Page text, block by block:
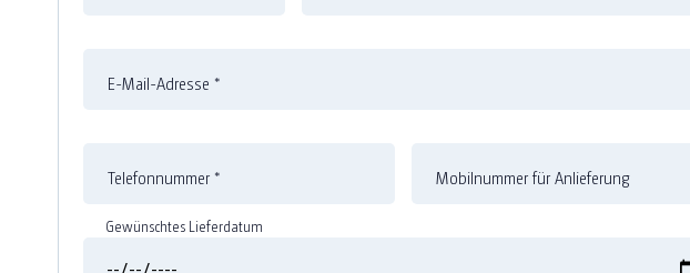
E-Mail-Adresse *
Telefonnummer * Mobilnummer für Anlieferung
Gewünschtes Lieferdatum